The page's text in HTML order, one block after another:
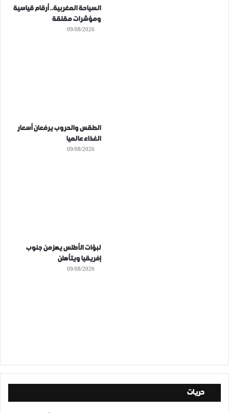
السياحة المغربية.. أرقام قياسية
ومؤشرات مقلقة
09/08/2026
الطقس والحروب يرفعان أسعار
الغذاء عالميا
09/08/2026
لبؤات الأطلس يهزمن جنوب
إفريقيا ويتأهلن
09/08/2026
حريات